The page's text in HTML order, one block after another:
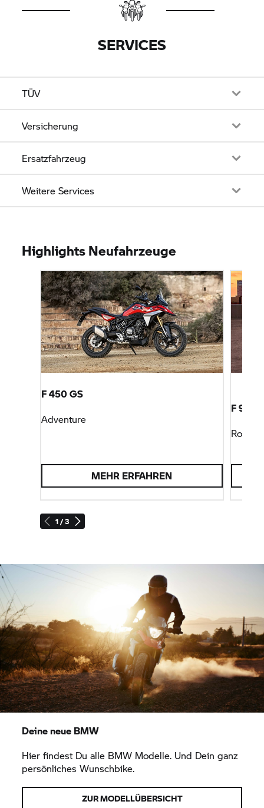
SERVICES
TÜV
Versicherung
Ersatzfahrzeug
Weitere Services
Highlights Neufahrzeuge
1 / 3
F 450 GS
Adventure
MEHR ERFAHREN
F 900
Deine neue BMW
Hier findest Du alle BMW Modelle. Und Dein ganz
persönliches Wunschbike.
ZUR MODELLÜBERSICHT